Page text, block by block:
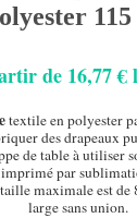
de 16,77 €
textile en polyester
des drapeaux
de table à utiliser
par
maximale est de
large sans union.